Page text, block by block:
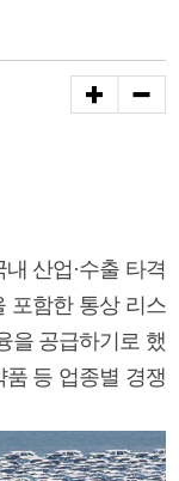
산업·수출 타격
포함한 통상 리스
을 공급하기로 했
품 등 업종별 경쟁